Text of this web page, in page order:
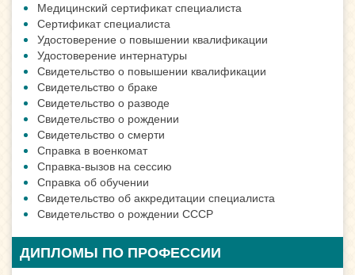
Медицинский сертификат специалиста
Сертификат специалиста
Удостоверение о повышении квалификации
Удостоверение интернатуры
Свидетельство о повышении квалификации
Свидетельство о браке
Свидетельство о разводе
Свидетельство о рождении
Свидетельство о смерти
Справка в военкомат
Справка-вызов на сессию
Справка об обучении
Свидетельство об аккредитации специалиста
Свидетельство о рождении СССР
ДИПЛОМЫ ПО ПРОФЕССИИ